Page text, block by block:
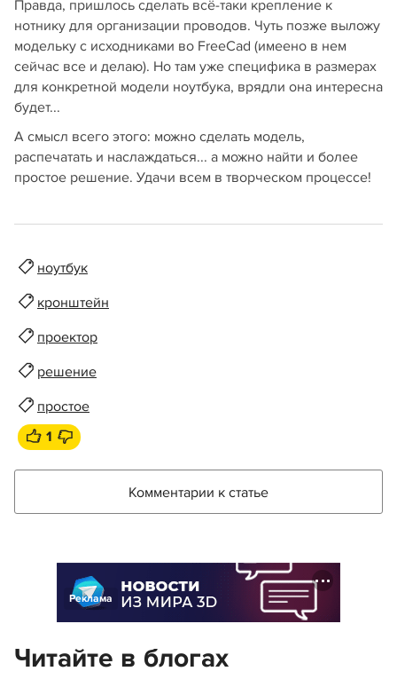
Правда, пришлось сделать всё-таки крепление к
нотнику для организации проводов. Чуть позже выложу
модельку с исходниками во FreeCad (имеено в нем
сейчас все и делаю). Но там уже специфика в размерах
для конкретной модели ноутбука, врядли она интересна
будет...
А смысл всего этого: можно сделать модель,
распечатать и наслаждаться... а можно найти и более
простое решение. Удачи всем в творческом процессе!
ноутбук
кронштейн
проектор
решение
простое
1
Комментарии к статье
Реклама
Читайте в блогах